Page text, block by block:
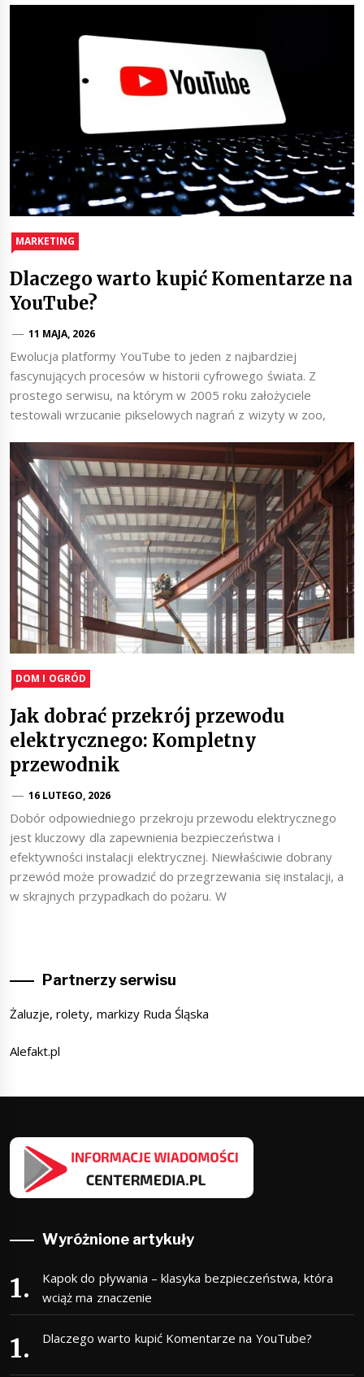
MARKETING
Dlaczego warto kupić Komentarze na
YouTube?
11 MAJA, 2026
Ewolucja platformy YouTube to jeden z najbardziej
fascynujących procesów w historii cyfrowego świata. Z
prostego serwisu, na którym w 2005 roku założyciele
testowali wrzucanie pikselowych nagrań z wizyty w zoo,
DOM I OGRÓD
Jak dobrać przekrój przewodu
elektrycznego: Kompletny
przewodnik
16 LUTEGO, 2026
Dobór odpowiedniego przekroju przewodu elektrycznego
jest kluczowy dla zapewnienia bezpieczeństwa i
efektywności instalacji elektrycznej. Niewłaściwie dobrany
przewód może prowadzić do przegrzewania się instalacji, a
w skrajnych przypadkach do pożaru. W
Partnerzy serwisu
Żaluzje, rolety, markizy Ruda Śląska
Alefakt.pl
Wyróżnione artykuły
Kapok do pływania – klasyka bezpieczeństwa, która
wciąż ma znaczenie
Dlaczego warto kupić Komentarze na YouTube?